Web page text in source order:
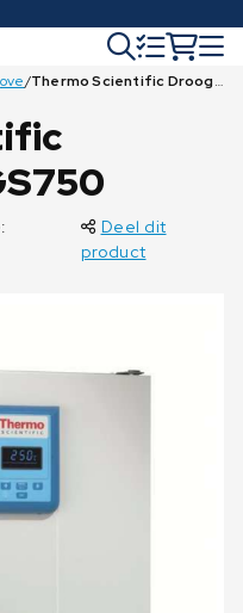
€7.690,00
€5.230,00
€3.010,00
€2.670,00
€2.140,00
/ Thermo Scientific Droogoven OGS750
Deel dit
product